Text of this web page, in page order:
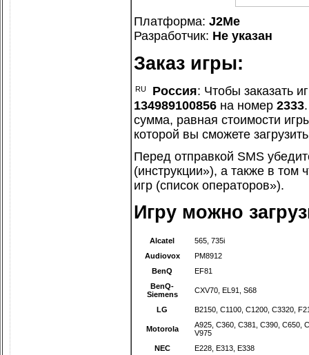
Платформа: J2Me
Разработчик: Не указан
Заказ игры:
Россия: Чтобы заказать
134989100856 на номер 2333
сумма, равная стоимости
которой вы сможете
Перед отправкой SMS
(инструкции»), а также в том
игр (список операторов»).
Игру можно
Alcatel 565 735i
Audiovox
PM8912
BenQ
EF81
BenQ-
Siemens
CXV70 EL91 S68
LG B2150 C1100 C1200 C3320
Motorola A925 C360 C381 C390 C650
V975
NEC
E228 E313 E338